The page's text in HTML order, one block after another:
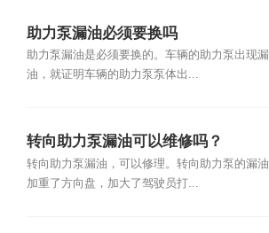
助力泵漏油必须要换吗
助力泵漏油是必须要换的。车辆的助力泵出现漏
油，就证明车辆的助力泵泵体出...
转向助力泵漏油可以维修吗？
转向助力泵漏油，可以修理。转向助力泵的漏油
加重了方向盘，加大了驾驶员打...